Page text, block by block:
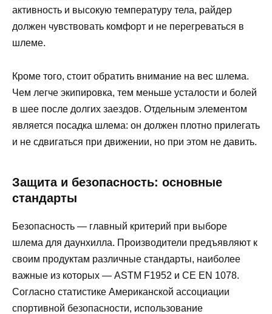
активность и высокую температуру тела, райдер
должен чувствовать комфорт и не перегреваться в
шлеме.
Кроме того, стоит обратить внимание на вес шлема.
Чем легче экипировка, тем меньше усталости и болей
в шее после долгих заездов. Отдельным элементом
является посадка шлема: он должен плотно прилегать
и не сдвигаться при движении, но при этом не давить.
Защита и безопасность: основные
стандарты
Безопасность — главный критерий при выборе
шлема для даунхилла. Производители предъявляют к
своим продуктам различные стандарты, наиболее
важные из которых — ASTM F1952 и CE EN 1078.
Согласно статистике Американской ассоциации
спортивной безопасности, использование